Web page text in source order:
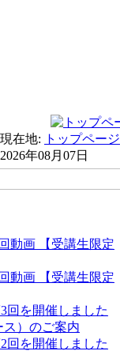
現在地: トップページ
2026年08月07日
動画 【受講生限定
動画 【受講生限定
回を開催しました
ス）のご案内
回を開催しました